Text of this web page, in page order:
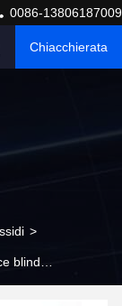
0086-13806187009
Chiacchierata
>
blindata